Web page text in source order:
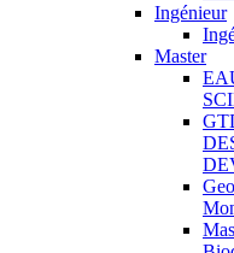
Ingénieur
Master